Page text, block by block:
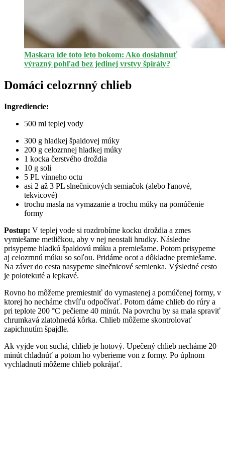
Maskara ide toto leto bokom: Ako dosiahnuť
výrazný pohľad bez jedinej vrstvy špirály?
Domáci celozrnný chlieb
Ingrediencie:
500 ml teplej vody
300 g hladkej špaldovej múky
200 g celozrnnej hladkej múky
1 kocka čerstvého droždia
10 g soli
5 PL vínneho octu
asi 2 až 3 PL slnečnicových semiačok (alebo ľanové,
tekvicové)
trochu masla na vymazanie a trochu múky na pomúčenie
formy
Postup: V teplej vode si rozdrobíme kocku droždia a zmes
vymiešame metličkou, aby v nej neostali hrudky. Následne
prisypeme hladkú špaldovú múku a premiešame. Potom prisypeme
aj celozrnnú múku so soľou. Pridáme ocot a dôkladne premiešame.
Na záver do cesta nasypeme slnečnicové semienka. Výsledné cesto
je polotekuté a lepkavé.
Rovno ho môžeme premiestniť do vymastenej a pomúčenej formy, v
ktorej ho necháme chvíľu odpočívať. Potom dáme chlieb do rúry a
pri teplote 200 °C pečieme 40 minút. Na povrchu by sa mala spraviť
chrumkavá zlatohnedá kôrka. Chlieb môžeme skontrolovať
zapichnutím špajdle.
Ak vyjde von suchá, chlieb je hotový. Upečený chlieb necháme 20
minút chladnúť a potom ho vyberieme von z formy. Po úplnom
vychladnutí môžeme chlieb pokrájať.